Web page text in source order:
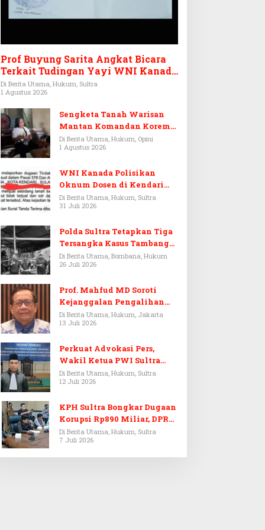
Prof Buyung Sarita Angkat Bicara
Terkait Tudingan Yayi WNI Kanada
Ditagih Utang Rp3,6 Miliar
Di Berita Utama, Hukum, Sultra
1 Agustus 2026
Sengketa Tanah Warisan
Mantan Komandan Korem
143/HO, Ketika Warisan
Menjadi Arena Pemerasan
Di Berita Utama, Hukum, Opini
1 Agustus 2026
WNI Kanada Polisikan
Oknum Dosen di Kendari
Terkait Aset Puluhan Miliar
Di Berita Utama, Hukum, Sultra
31 Juli 2026
Polda Sultra Tetapkan Tiga
Tersangka Kasus Tambang
Emas Ilegal di Bombana
Di Berita Utama, Bombana, Hukum
26 Juli 2026
Prof. Mahfud MD Soroti
Kejanggalan Pengalihan
Penyelidikan Tersangka
Febrie Adriansyah
Di Berita Utama, Hukum, Jakarta
13 Juli 2026
Perkuat Advokasi Pers,
Wakil Ketua PWI Sultra
Resmi Dilantik Menjadi
Advokat PERADI
Di Berita Utama, Hukum, Sultra
12 Juli 2026
KPH Sultra Bongkar Dugaan
Korupsi Rp890 Miliar, DPRD
Sultra Gelar RDP
Di Berita Utama, Hukum, Sultra
7 Juli 2026